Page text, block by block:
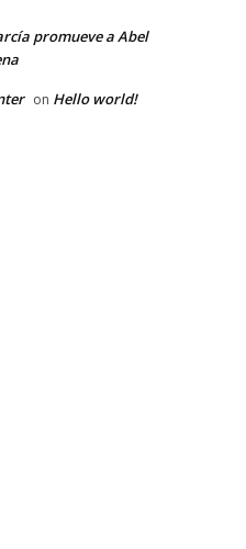
promueve a Abel
on Hello world!